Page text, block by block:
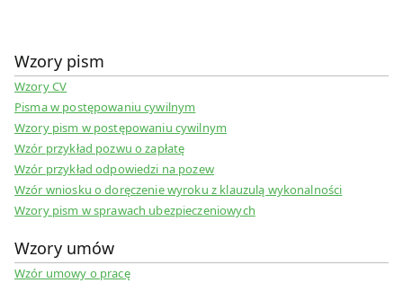
Wzory pism
Wzory CV
Pisma w postępowaniu cywilnym
Wzory pism w postępowaniu cywilnym
Wzór przykład pozwu o zapłatę
Wzór przykład odpowiedzi na pozew
Wzór wniosku o doręczenie wyroku z klauzulą wykonalności
Wzory pism w sprawach ubezpieczeniowych
Wzory umów
Wzór umowy o pracę